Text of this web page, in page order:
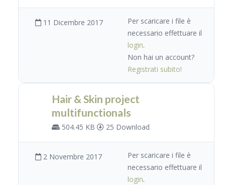
11 Dicembre 2017
Per scaricare i file è
necessario effettuare il
login.
Non hai un account?
Registrati subito!
Hair & Skin project
multifunctionals
504.45 KB 25 Download
2 Novembre 2017
Per scaricare i file è
necessario effettuare il
login.